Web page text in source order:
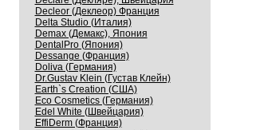
Decleor (Деклеор) Франция
Delta Studio (Италия)
Demax (Демакс), Япония
DentalPro (Япония)
Dessange (Франция)
Doliva (Германия)
Dr.Gustav Klein (Густав Клейн)
Earth`s Creation (США)
Eco Cosmetics (Германия)
Edel White (Швейцария)
EffiDerm (Франция)